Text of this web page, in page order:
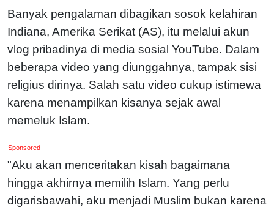
Banyak pengalaman dibagikan sosok kelahiran
Indiana, Amerika Serikat (AS), itu melalui akun
vlog pribadinya di media sosial YouTube. Dalam
beberapa video yang diunggahnya, tampak sisi
religius dirinya. Salah satu video cukup istimewa
karena menampilkan kisanya sejak awal
memeluk Islam.
Sponsored
"Aku akan menceritakan kisah bagaimana
hingga akhirnya memilih Islam. Yang perlu
digarisbawahi, aku menjadi Muslim bukan karena